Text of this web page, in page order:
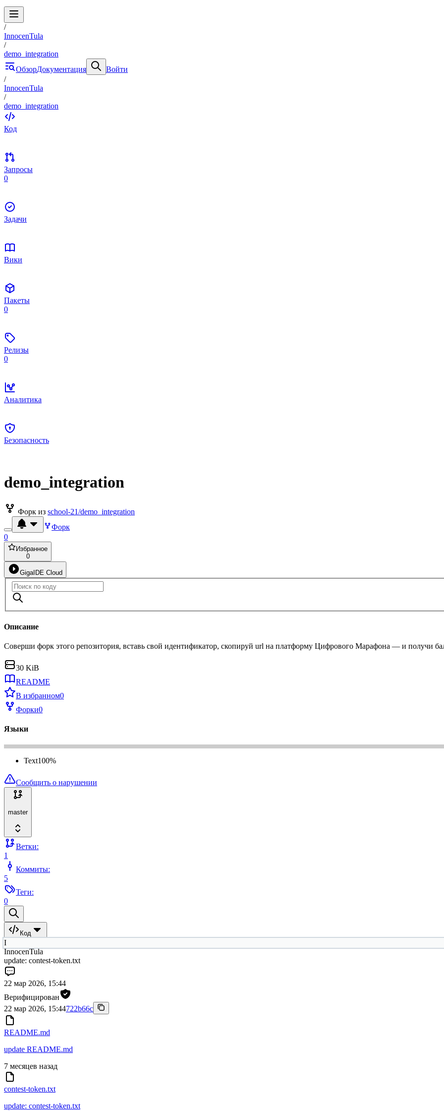
/
InnocenTula
/
demo_integration
ОбзорДокументация
Войти
/
InnocenTula
/
demo_integration
Код
Запросы
0
Задачи
Вики
Пакеты
0
Релизы
0
Аналитика
Безопасность
demo_integration
Форк из school-21/demo_integration
Форк
0
Избранное
0
GigaIDE Cloud
Описание
Соверши форк этого репозитория, вставь свой идентификатор, скопируй url на платформу Цифрового Марафона — и получи
30 KiB
README
В избранном0
Форки0
Языки
Text100%
Сообщить о нарушении
master
Ветки:
1
Коммиты:
5
Теги:
0
Код
I
InnocenTula
update: contest-token.txt
22 мар 2026, 15:44
Верифицирован
22 мар 2026, 15:44722b66c
README.md
update README.md
7 месяцев назад
contest-token.txt
update: contest-token.txt